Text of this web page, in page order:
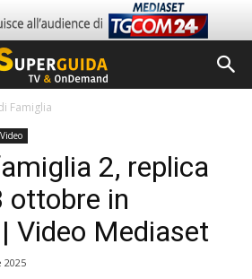
Famiglia
Video
2, replica
ottobre in
Video Mediaset
2025